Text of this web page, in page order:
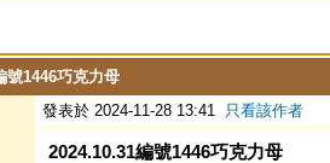
號1446巧克力母
發表於 2024-11-28 13:41 只看該作者
2024.10.31編號1446巧克力母